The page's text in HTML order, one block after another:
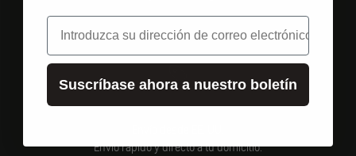
Envío rápido y directo a tu domicilio.
correo electrónico
Suscríbase ahora a nuestro boletín